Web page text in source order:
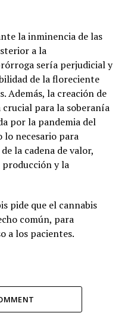
la inminencia de las
a la
sería perjudicial y
de la floreciente
Además, la creación de
para la soberanía
por la pandemia del
lo necesario para
la cadena de valor,
producción y la
pide que el cannabis
común, para
a los pacientes.